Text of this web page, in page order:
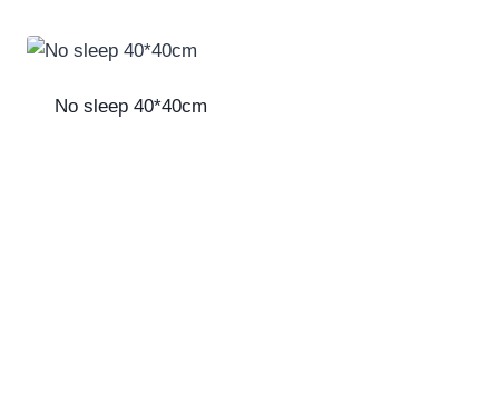
No sleep 40*40cm